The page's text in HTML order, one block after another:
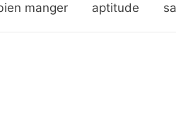
manger aptitude